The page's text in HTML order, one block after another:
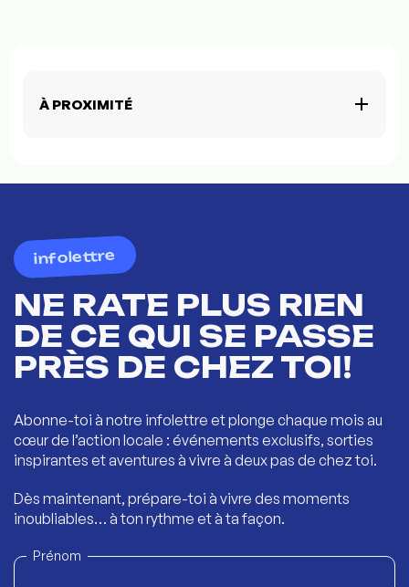
À PROXIMITÉ
infolettre
NE RATE PLUS RIEN
DE CE QUI SE PASSE
PRÈS DE CHEZ TOI!
Abonne-toi à notre infolettre et plonge chaque mois au
cœur de l’action locale : événements exclusifs, sorties
inspirantes et aventures à vivre à deux pas de chez toi.
Dès maintenant, prépare-toi à vivre des moments
inoubliables… à ton rythme et à ta façon.
Prénom